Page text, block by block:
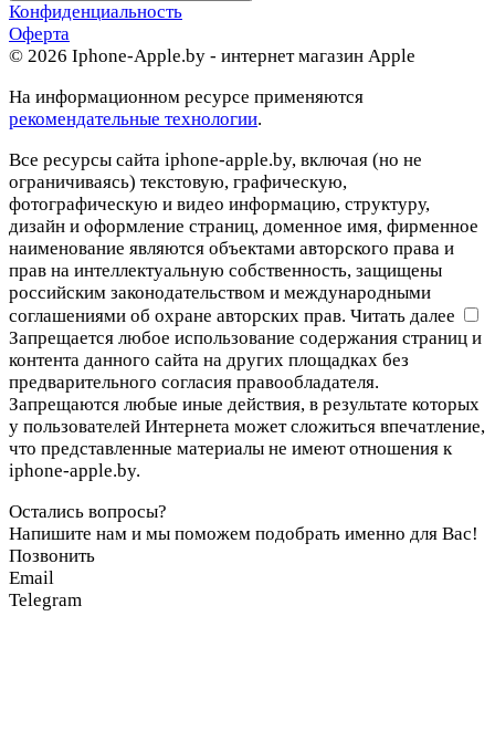
Конфиденциальность
Оферта
© 2026 Iphone-Apple.by - интернет магазин Apple
На информационном ресурсе применяются
рекомендательные технологии.
Все ресурсы сайта iphone-apple.by, включая (но не
ограничиваясь) текстовую, графическую,
фотографическую и видео информацию, структуру,
дизайн и оформление страниц, доменное имя, фирменное
наименование являются объектами авторского права и
прав на интеллектуальную собственность, защищены
российским законодательством и международными
соглашениями об охране авторских прав. Читать далее
Запрещается любое использование содержания страниц и
контента данного сайта на других площадках без
предварительного согласия правообладателя.
Запрещаются любые иные действия, в результате которых
у пользователей Интернета может сложиться впечатление,
что представленные материалы не имеют отношения к
iphone-apple.by.
Остались вопросы?
Напишите нам и мы поможем подобрать именно для Вас!
Позвонить
Email
Telegram